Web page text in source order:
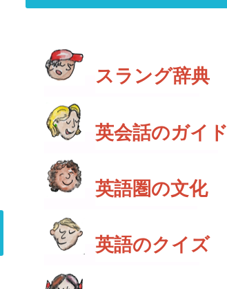
スラング辞典
英会話のガイド
英語圏の文化
英語のクイズ